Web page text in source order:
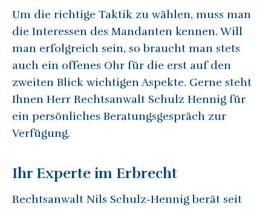
Um die richtige Taktik zu wählen, muss man
die Interessen des Mandanten kennen. Will
man erfolgreich sein, so braucht man stets
auch ein offenes Ohr für die erst auf den
zweiten Blick wichtigen Aspekte. Gerne steht
Ihnen Herr Rechtsanwalt Schulz Hennig für
ein persönliches Beratungsgespräch zur
Verfügung.
Ihr Experte im Erbrecht
Rechtsanwalt Nils Schulz-Hennig berät seit